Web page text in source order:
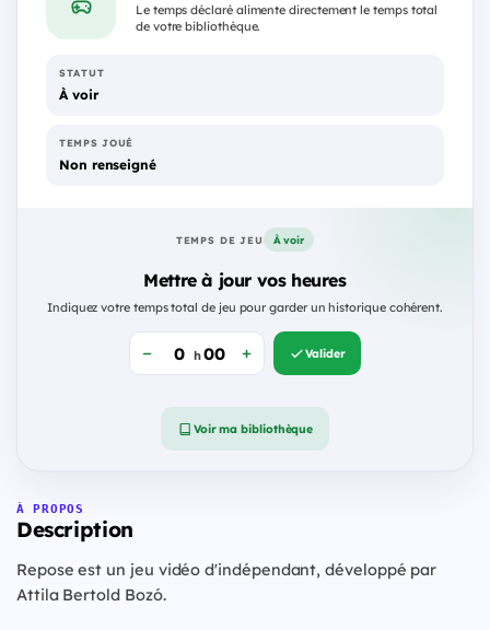
Le temps déclaré alimente directement le temps total
de votre bibliothèque.
STATUT
À voir
TEMPS JOUÉ
Non renseigné
TEMPS DE JEU À voir
Mettre à jour vos heures
Indiquez votre temps total de jeu pour garder un historique cohérent.
h Valider
Voir ma bibliothèque
À PROPOS
Description
Repose est un jeu vidéo d'indépendant, développé par
Attila Bertold Bozó.